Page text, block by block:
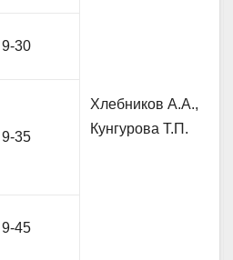
Хлебников А.А.,
Кунгурова Т.П.
9-30
9-35
9-45